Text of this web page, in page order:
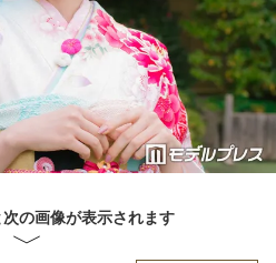
の画像が表示されます